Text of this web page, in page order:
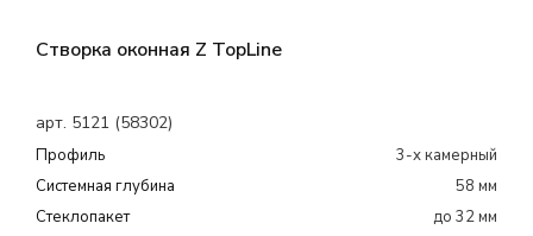
Створка оконная Z TopLine
арт. 5121 (58302)
Профиль
3-х камерный
Системная глубина
58 мм
Cтеклопакет
до 32 мм